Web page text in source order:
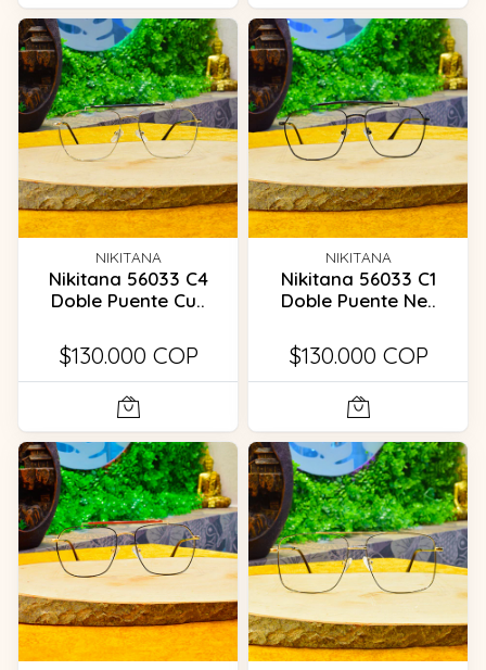
NIKITANA
Nikitana 56033 C4
Doble Puente Cu..
$130.000 COP
NIKITANA
Nikitana 56033 C1
Doble Puente Ne..
$130.000 COP